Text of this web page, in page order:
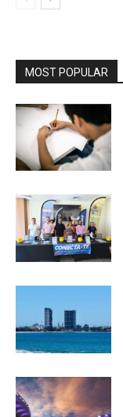
MOST POPULAR